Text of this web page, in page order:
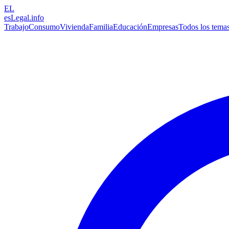
EL
esLegal.info
TrabajoConsumoViviendaFamiliaEducaciónEmpresasTodos los